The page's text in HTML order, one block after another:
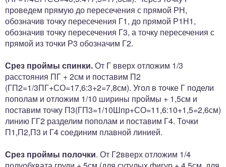
проведем прямую до пересечения с прямой РН,
обозначив точку пересечения Г1, до прямой Р1Н1,
обозначив точку пересечения Г3, а точку пересечения с
прямой из точки Р3 обозначим Г2.
Срез проймы спинки.От Г вверх отложим 1/3
расстояния ПГ + 2см и поставим П2
(ГП2=1/3ПГ+СО=17,6:3+2=7,8см). Угол в точке Г подели
пополам и отложим 1/10 ширины проймы + 1,5см и
поставим точку П3(ГП3=1/10Шпр+СО=11,6:10+1,5=2,6см)
линию ГГ2 разделим пополам и поставим Г4. Точки
П1,П2,П3 и Г4 соединим плавной линией.
Срез проймы полочки. От Г2вверх отложим 1/4